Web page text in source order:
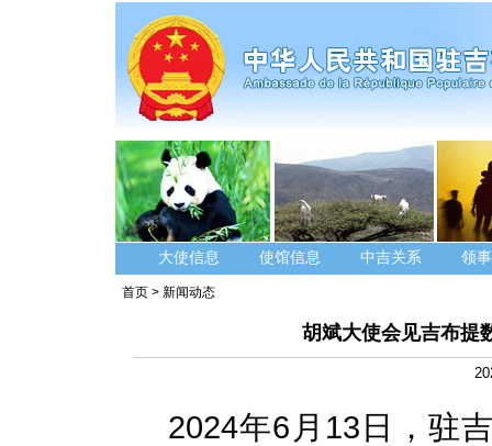
大使信息 使馆信息 中吉关系 领
首页 > 新闻动态
胡斌大使会见吉布提
2024年6月13日，驻